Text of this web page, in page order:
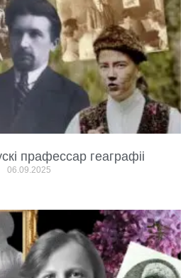
прафессар геаграфіі
06.09.2025